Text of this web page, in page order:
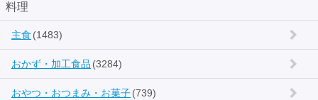
料理
主食 (1483)
おかず・加工食品 (3284)
おやつ・おつまみ・お菓子(739)